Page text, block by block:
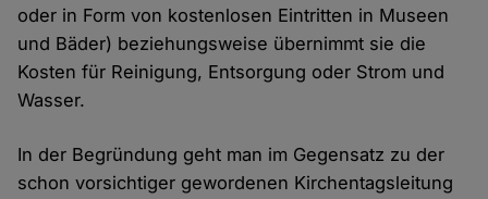
oder in Form von kostenlosen Eintritten in Museen
und Bäder) beziehungsweise übernimmt sie die
Kosten für Reinigung, Entsorgung oder Strom und
Wasser.
In der Begründung geht man im Gegensatz zu der
schon vorsichtiger gewordenen Kirchentagsleitung